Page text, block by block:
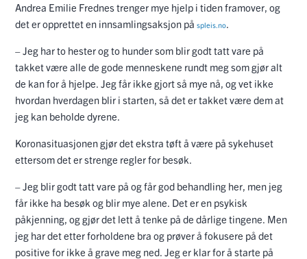
Andrea Emilie Frednes trenger mye hjelp i tiden framover, og
det er opprettet en innsamlingsaksjon på spleis.no.
– Jeg har to hester og to hunder som blir godt tatt vare på
takket være alle de gode menneskene rundt meg som gjør alt
de kan for å hjelpe. Jeg får ikke gjort så mye nå, og vet ikke
hvordan hverdagen blir i starten, så det er takket være dem at
jeg kan beholde dyrene.
Koronasituasjonen gjør det ekstra tøft å være på sykehuset
ettersom det er strenge regler for besøk.
– Jeg blir godt tatt vare på og får god behandling her, men jeg
får ikke ha besøk og blir mye alene. Det er en psykisk
påkjenning, og gjør det lett å tenke på de dårlige tingene. Men
jeg har det etter forholdene bra og prøver å fokusere på det
positive for ikke å grave meg ned. Jeg er klar for å starte på